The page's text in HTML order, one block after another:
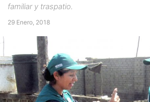
familiar y traspatio.
29 Enero, 2018